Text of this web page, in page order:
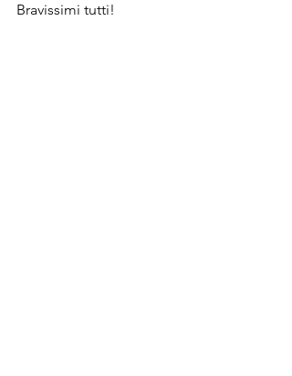
Bravissimi tutti!